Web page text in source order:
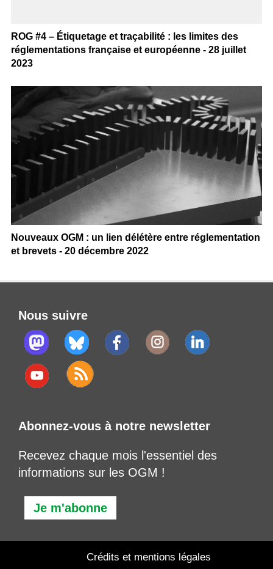
ROG #4 – Étiquetage et traçabilité : les limites des
réglementations française et européenne - 28 juillet
2023
Nouveaux OGM : un lien délétère entre réglementation
et brevets - 20 décembre 2022
Nous suivre
Abonnez-vous à notre newsletter
Recevez chaque mois l'essentiel des
informations sur les OGM !
Je m'abonne
Crédits et mentions légales